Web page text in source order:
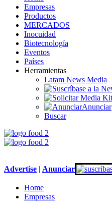
Empresas
Productos
MERCADOS
Inocuidad
Biotecnología
Eventos
Países
Herramientas
Latam News Media
Anunciar
Buscar
Advertise | Anunciar
Home
Empresas